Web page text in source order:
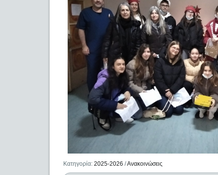
Κατηγορία:2025-2026 /Ανακοινώσεις